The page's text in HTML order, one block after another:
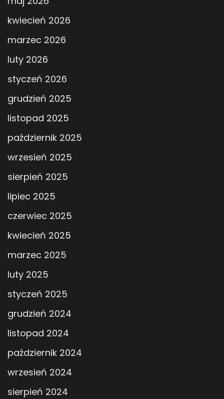
kwiecień 2026
marzec 2026
luty 2026
styczeń 2026
grudzień 2025
listopad 2025
październik 2025
wrzesień 2025
sierpień 2025
lipiec 2025
czerwiec 2025
kwiecień 2025
marzec 2025
luty 2025
styczeń 2025
grudzień 2024
listopad 2024
październik 2024
wrzesień 2024
sierpień 2024